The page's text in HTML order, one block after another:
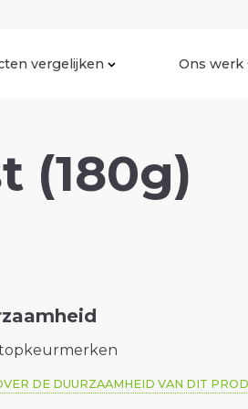
vergelijken Ons werk
(180g)
DE DUURZAAMHEID VAN DIT